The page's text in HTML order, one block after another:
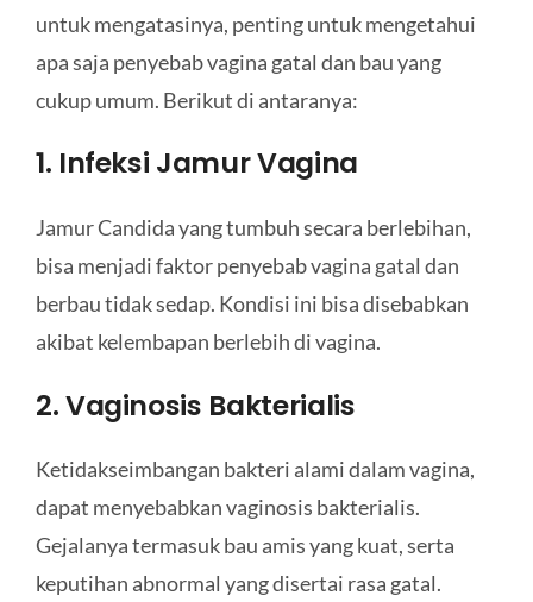
untuk mengatasinya, penting untuk mengetahui
apa saja penyebab vagina gatal dan bau yang
cukup umum. Berikut di antaranya:
1. Infeksi Jamur Vagina
Jamur Candida yang tumbuh secara berlebihan,
bisa menjadi faktor penyebab vagina gatal dan
berbau tidak sedap. Kondisi ini bisa disebabkan
akibat kelembapan berlebih di vagina.
2. Vaginosis Bakterialis
Ketidakseimbangan bakteri alami dalam vagina,
dapat menyebabkan vaginosis bakterialis.
Gejalanya termasuk bau amis yang kuat, serta
keputihan abnormal yang disertai rasa gatal.